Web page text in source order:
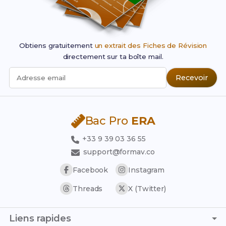
studi.com
sfaformation.com
De plus, la majorité de ces organismes en distanciel
formation continue
, l'organismeFrance Travail, le plan de
ou encore des
Obtiens gratuitement un extrait des Fiches de Révision
directement sur ta boîte mail.
Adresse email Recevoir
Bac Pro ERA
+33 9 39 03 36 55
support@formav.co
Facebook
Instagram
Threads X (Twitter)
Liens rapides